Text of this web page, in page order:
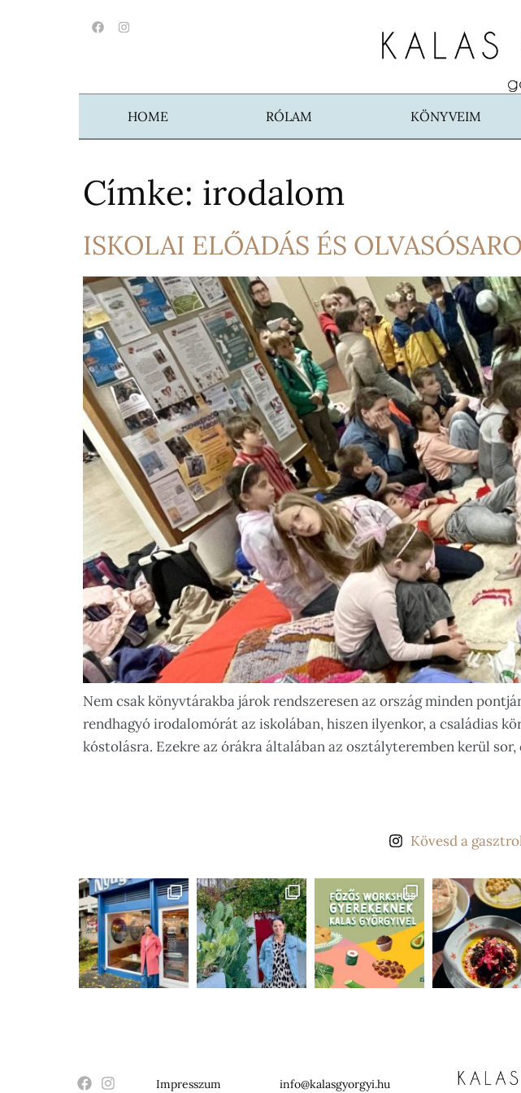
HOME RÓLAM KÖNYVEIM
Címke: irodalom
ISKOLAI ELŐADÁS ÉS
Nem csak könyvtárakba járok rendszeresen az ország minden
rendhagyó irodalomórát az iskolában, hiszen ilyenkor, a családias
kóstolásra. Ezekre az órákra általában az osztályteremben kerül
Kövesd a
Impresszum info@kalasgyorgyi.hu